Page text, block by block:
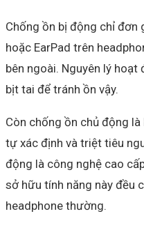
Chống ồn bị động chỉ đơn
hoặc EarPad trên
bên ngoài. Nguyên lý
bịt tai để tránh ồn vậy.
Còn chống ồn chủ động
tự xác định và triệt tiêu
động là công nghệ cao
sở hữu tính năng này đều
headphone thường.